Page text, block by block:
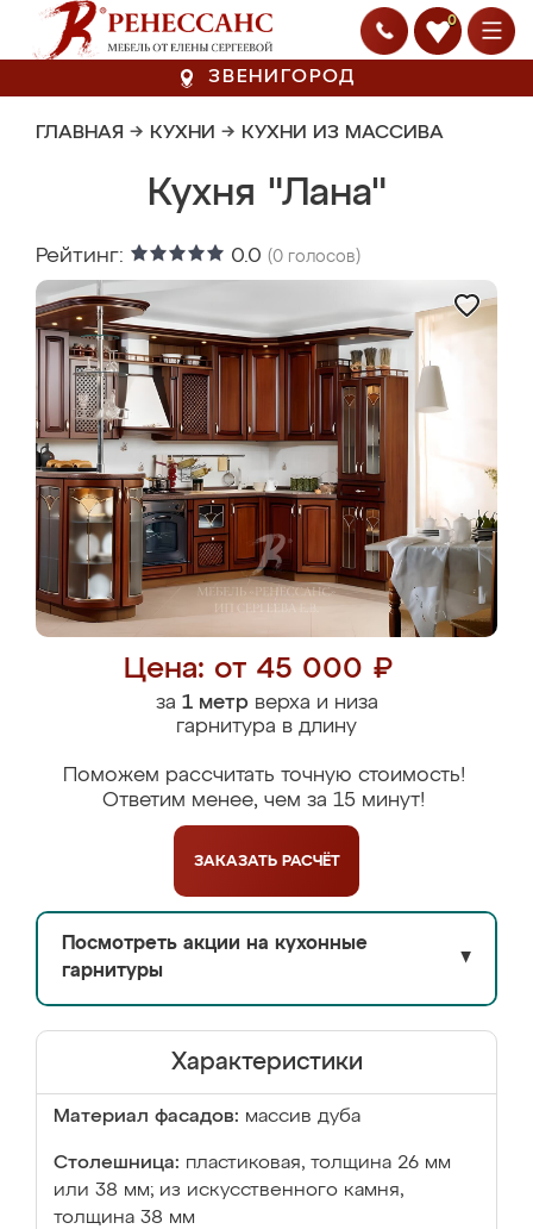
0
ЗВЕНИГОРОД
ГЛАВНАЯ → КУХНИ → КУХНИ ИЗ МАССИВА
Кухня "Лана"
Рейтинг: 0.0 (0 голосов)
Цена: от 45 000 ₽
за 1 метрверха и низа
гарнитура в длину
Поможем рассчитать точную стоимость!
Ответим менее, чем за 15 минут!
ЗАКАЗАТЬ РАСЧЁТ
Посмотреть акции на кухонные
гарнитуры
▼
Характеристики
Материал фасадов: массив дуба
Столешница: пластиковая, толщина 26 мм
или 38 мм; из искусственного камня,
толщина 38 мм